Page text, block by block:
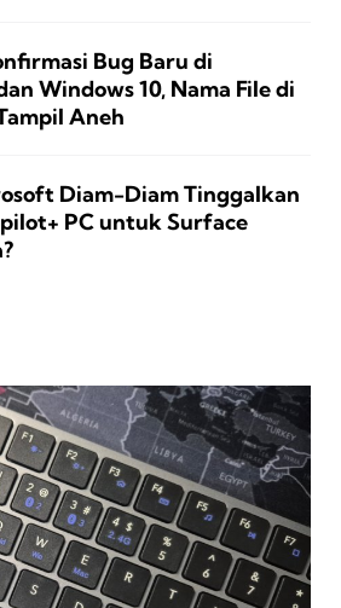
Bug Baru di
Windows 10, Nama File di
Aneh
Diam-Diam Tinggalkan
PC untuk Surface